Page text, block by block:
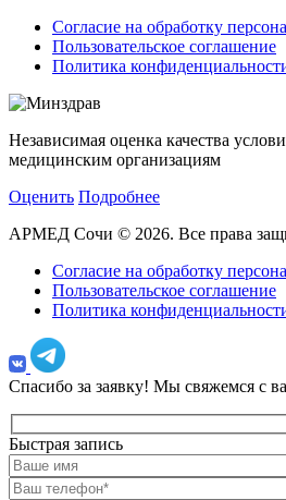
Согласие на обработку
Пользовательское соглашение
Политика
Независимая оценка качества
медицинским организациям
Оценить Подробнее
АРМЕД Сочи © 2026. Все права
Согласие на обработку
Пользовательское соглашение
Политика
Спасибо за заявку! Мы свяжемся с
Быстрая запись